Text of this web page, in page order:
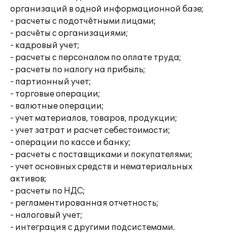
организаций в одной информационной базе;
- расчеты с подотчётными лицами;
- расчёты с организациями;
- кадровый учет;
- расчеты с персоналом по оплате труда;
- расчеты по налогу на прибыль;
- партионный учет;
- торговые операции;
- валютные операции;
- учет материалов, товаров, продукции;
- учет затрат и расчет себестоимости;
- операции по кассе и банку;
- расчеты с поставщиками и покупателями;
- учет основных средств и нематериальных
активов;
- расчеты по НДС;
- регламентированная отчетность;
- налоговый учет;
- интеграция с другими подсистемами.